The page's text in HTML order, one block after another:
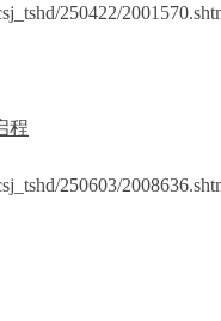
250422/
程
250603/